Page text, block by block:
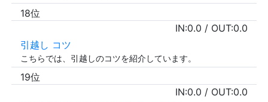
18位
IN:0.0 / OUT:0.0
引越し コツ
こちらでは、引越しのコツを紹介しています。
19位
IN:0.0 / OUT:0.0